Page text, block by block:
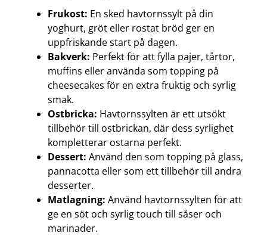
Frukost: En sked havtornssylt på din
yoghurt, gröt eller rostat bröd ger en
uppfriskande start på dagen.
Bakverk: Perfekt för att fylla pajer, tårtor,
muffins eller använda som topping på
cheesecakes för en extra fruktig och syrlig
smak.
Ostbricka: Havtornssylten är ett utsökt
tillbehör till ostbrickan, där dess syrlighet
kompletterar ostarna perfekt.
Dessert: Använd den som topping på glass,
pannacotta eller som ett tillbehör till andra
desserter.
Matlagning: Använd havtornssylten för att
ge en söt och syrlig touch till såser och
marinader.